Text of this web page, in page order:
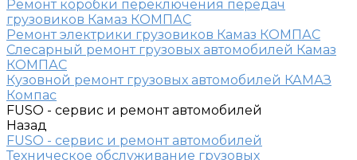
Ремонт коробки переключения передач
грузовиков Камаз КОМПАС
Ремонт электрики грузовиков Камаз КОМПАС
Слесарный ремонт грузовых автомобилей Камаз
КОМПАС
Кузовной ремонт грузовых автомобилей КАМАЗ
Компас
FUSO - сервис и ремонт автомобилей
Назад
FUSO - сервис и ремонт автомобилей
Техническое обслуживание грузовых